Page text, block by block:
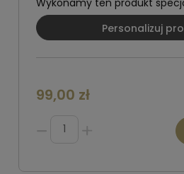
Personalizuj
99,00 zł